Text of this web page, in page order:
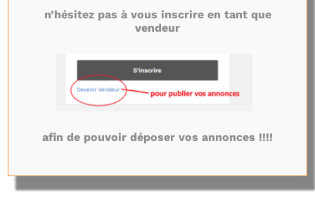
Description
Emplacement
Politiques du magasin
n’hésitez pas à vous inscrire en tant que
vendeur
afin de pouvoir déposer vos annonces !!!!